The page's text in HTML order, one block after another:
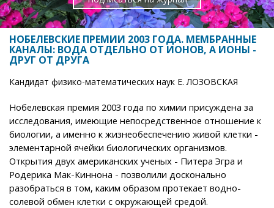
НОБЕЛЕВСКИЕ ПРЕМИИ 2003 ГОДА. МЕМБРАННЫЕ
КАНАЛЫ: ВОДА ОТДЕЛЬНО ОТ ИОНОВ, А ИОНЫ -
ДРУГ ОТ ДРУГА
Кандидат физико-математических наук Е. ЛОЗОВСКАЯ
Нобелевская премия 2003 года по химии присуждена за
исследования, имеющие непосредственное отношение к
биологии, а именно к жизнеобеспечению живой клетки -
элементарной ячейки биологических организмов.
Открытия двух американских ученых - Питера Эгра и
Родерика Мак-Киннона - позволили досконально
разобраться в том, каким образом протекает водно-
солевой обмен клетки с окружающей средой.